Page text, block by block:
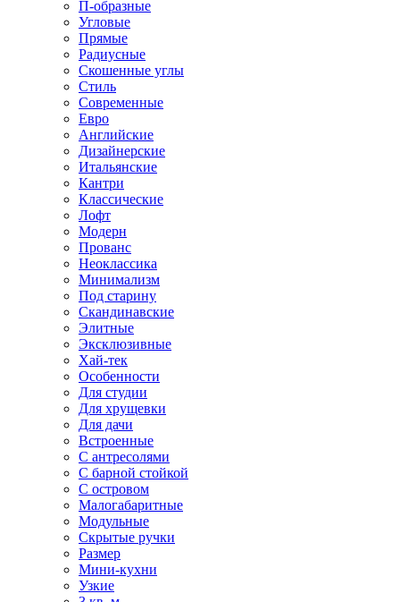
П-образные
Угловые
Прямые
Радиусные
Скошенные углы
Стиль
Современные
Евро
Английские
Дизайнерские
Итальянские
Кантри
Классические
Лофт
Модерн
Прованс
Неоклассика
Минимализм
Под старину
Скандинавские
Элитные
Эксклюзивные
Хай-тек
Особенности
Для студии
Для хрущевки
Для дачи
Встроенные
С антресолями
С барной стойкой
С островом
Малогабаритные
Модульные
Скрытые ручки
Размер
Мини-кухни
Узкие